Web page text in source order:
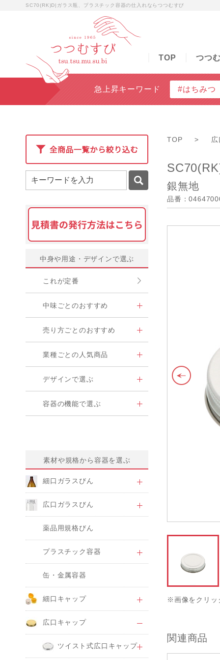
SC70(RK)D|ガラス瓶、プラスチック容器の仕入れならつつむすび
TOP つつ
急上昇キーワード #はちみつ
つつむすびについて
TOP >
銀無地
品番：
※画像をクリッ
関連商品
中身や用途・デザインで選ぶ
これが定番
中味ごとのおすすめ
売り方ごとのおすすめ
業種ごとの人気商品
デザインで選ぶ
容器の機能で選ぶ
素材や規格から容器を選ぶ
細口ガラスびん
広口ガラスびん
薬品用規格びん
プラスチック容器
缶・金属容器
細口キャップ
広口キャップ
ツイスト式広口キャップ